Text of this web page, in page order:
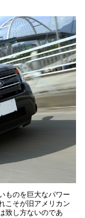
ものを巨大なパワー
こそが旧アメリカン
致し方ないのであ